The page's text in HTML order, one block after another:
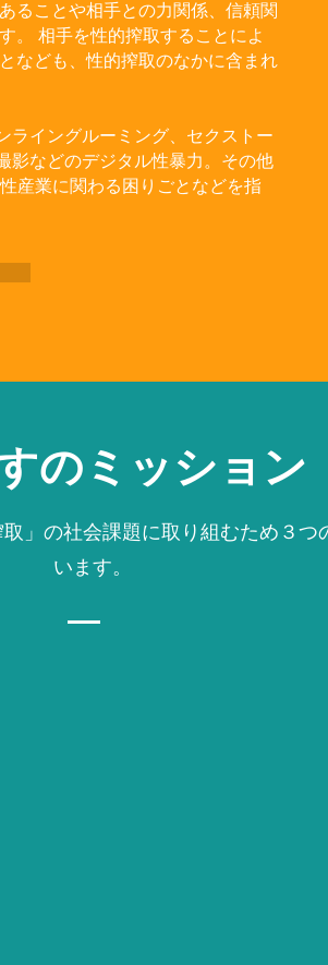
ることや相手との力関係、信頼関
。 相手を性的搾取することによ
なども、性的搾取のなかに含まれ
ライングルーミング、セクストー
影などのデジタル性暴力。その他
産業に関わる困りごとなどを指
のミッション
」の社会課題に取り組むため３つ
います。